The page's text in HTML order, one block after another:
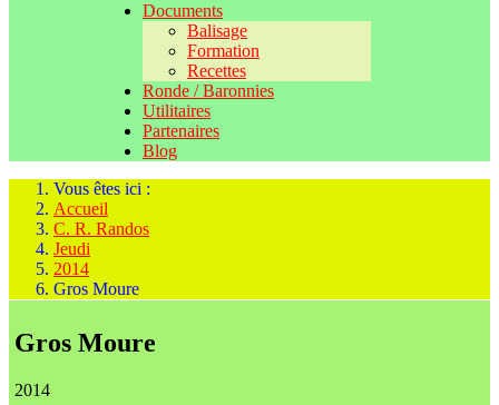
Documents
Balisage
Formation
Recettes
Ronde / Baronnies
Utilitaires
Partenaires
Blog
Vous êtes ici :
Accueil
C. R. Randos
Jeudi
2014
Gros Moure
Gros Moure
2014